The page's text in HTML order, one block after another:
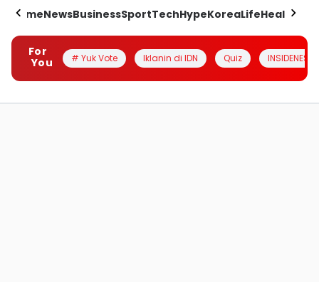
HomeNewsBusinessSportTechHypeKoreaLifeHealth
For
You
# Yuk Vote Iklanin di IDN Quiz INSIDENESIA